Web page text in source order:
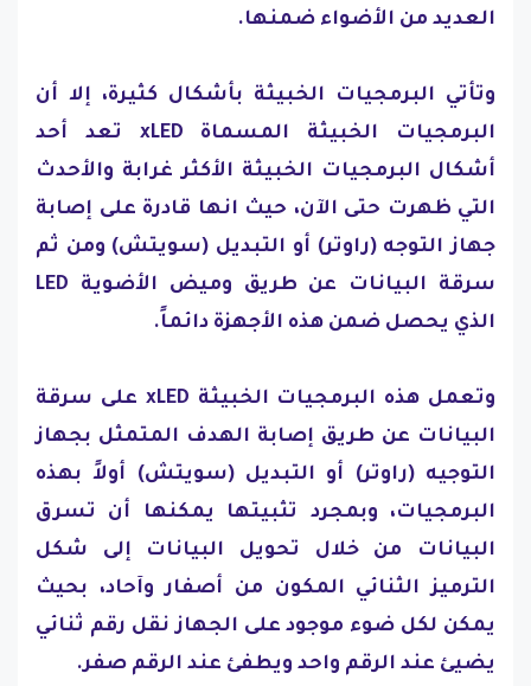
العديد من الأضواء ضمنها.
وتأتي البرمجيات الخبيثة بأشكال كثيرة، إلا أن
البرمجيات الخبيثة المسماة xLED تعد أحد
أشكال البرمجيات الخبيثة الأكثر غرابة والأحدث
التي ظهرت حتى الآن، حيث انها قادرة على إصابة
جهاز التوجه (راوتر) أو التبديل (سويتش) ومن ثم
سرقة البيانات عن طريق وميض الأضوية LED
الذي يحصل ضمن هذه الأجهزة دائماً.
وتعمل هذه البرمجيات الخبيثة xLED على سرقة
البيانات عن طريق إصابة الهدف المتمثل بجهاز
التوجيه (راوتر) أو التبديل (سويتش) أولاً بهذه
البرمجيات، وبمجرد تثبيتها يمكنها أن تسرق
البيانات من خلال تحويل البيانات إلى شكل
الترميز الثنائي المكون من أصفار وآحاد، بحيث
يمكن لكل ضوء موجود على الجهاز نقل رقم ثنائي
يضيئ عند الرقم واحد ويطفئ عند الرقم صفر.